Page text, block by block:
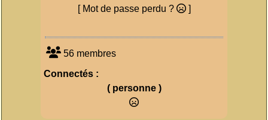
[ Mot de passe perdu ? ]
56 membres
Connectés :
( personne )